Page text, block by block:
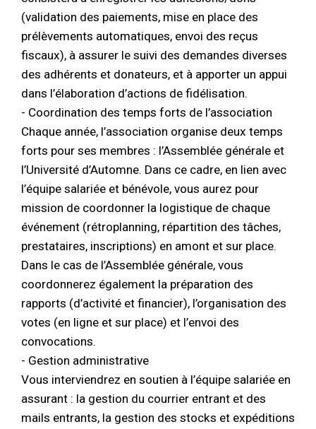
(validation des paiements, mise en place des
prélèvements automatiques, envoi des reçus
fiscaux), à assurer le suivi des demandes diverses
des adhérents et donateurs, et à apporter un appui
dans l’élaboration d’actions de fidélisation.
- Coordination des temps forts de l’association
Chaque année, l’association organise deux temps
forts pour ses membres : l’Assemblée générale et
l’Université d’Automne. Dans ce cadre, en lien avec
l’équipe salariée et bénévole, vous aurez pour
mission de coordonner la logistique de chaque
événement (rétroplanning, répartition des tâches,
prestataires, inscriptions) en amont et sur place.
Dans le cas de l’Assemblée générale, vous
coordonnerez également la préparation des
rapports (d’activité et financier), l’organisation des
votes (en ligne et sur place) et l’envoi des
convocations.
- Gestion administrative
Vous interviendrez en soutien à l’équipe salariée en
assurant : la gestion du courrier entrant et des
mails entrants, la gestion des stocks et expéditions